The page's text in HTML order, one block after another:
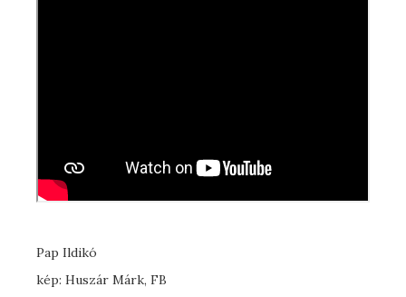
Pap Ildikó
kép: Huszár Márk, FB